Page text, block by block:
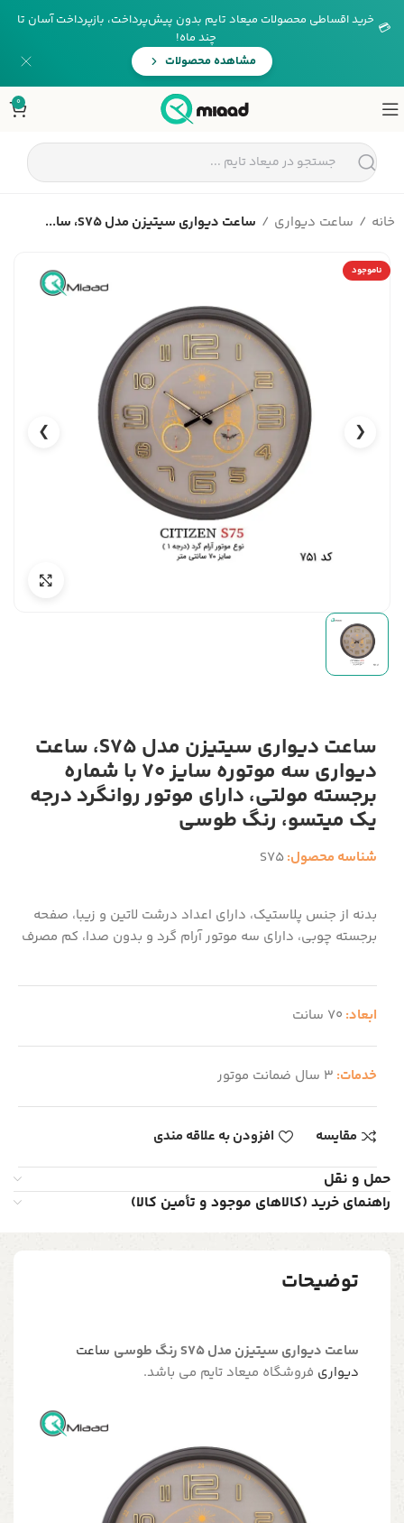
💳 خرید اقساطی محصولات میعاد تایم بدون پیش‌پرداخت، بازپرداخت آسان تا
چند ماه!
مشاهده محصولات
0
خانه ساعت دیواری ساعت دیواری سیتیزن مدل S75، سا...
ناموجود
❮
❯
ساعت دیواری سیتیزن مدل S75، ساعت
دیواری سه موتوره سایز 70 با شماره
برجسته مولتی، دارای موتور روانگرد درجه
یک میتسو، رنگ طوسی
شناسه محصول:S75
بدنه از جنس پلاستیک، دارای اعداد درشت لاتین و زیبا، صفحه
برجسته چوبی، دارای سه موتور آرام گرد و بدون صدا، کم مصرف
ابعاد: 70 سانت
خدمات: 3 سال ضمانت موتور
مقایسه افزودن به علاقه مندی
حمل و نقل
راهنمای خرید (کالاهای موجود و تأمین کالا)
توضیحات
ساعت دیواری سیتیزن مدل S75 رنگ طوسی
ساعت
دیواری فروشگاه میعاد تایم می باشد.